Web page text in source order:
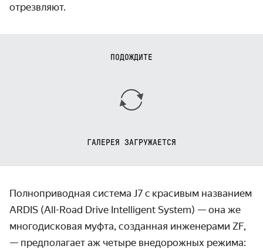
отрезвляют.
ПОДОЖДИТЕ
ГАЛЕРЕЯ ЗАГРУЖАЕТСЯ
Полноприводная система J7 c красивым названием
ARDIS (All-Road Drive Intelligent System) — она же
многодисковая муфта, созданная инженерами ZF,
— предполагает аж четыре внедорожных режима: